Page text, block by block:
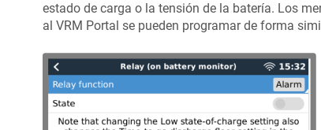
estado de carga o la tensión de la batería. Los
al VRM Portal se pueden programar de forma